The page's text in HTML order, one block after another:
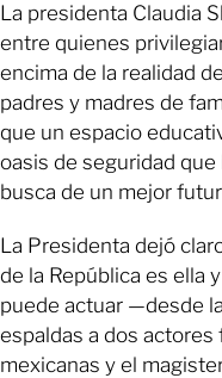
La presidenta Claudia
entre quienes
encima de la realidad
padres y madres de
que un espacio
oasis de seguridad
busca de un mejor
La Presidenta dejó
de la República es ella
puede actuar —desde
espaldas a dos
mexicanas y el